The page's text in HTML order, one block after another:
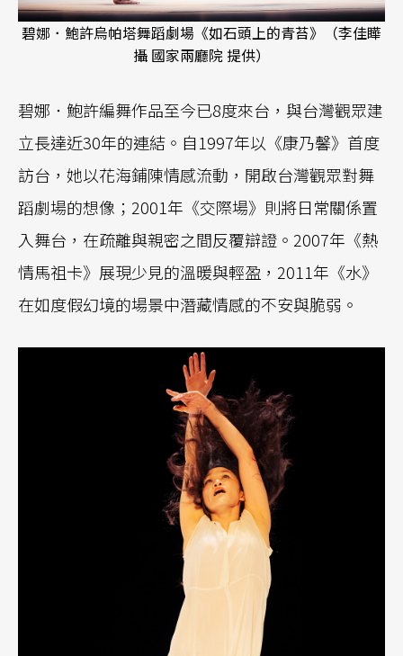
碧娜．鮑許烏帕塔舞蹈劇場《如石頭上的青苔》（李佳瞱
攝 國家兩廳院 提供）
碧娜．鮑許編舞作品至今已8度來台，與台灣觀眾建
立長達近30年的連結。自1997年以《康乃馨》首度
訪台，她以花海鋪陳情感流動，開啟台灣觀眾對舞
蹈劇場的想像；2001年《交際場》則將日常關係置
入舞台，在疏離與親密之間反覆辯證。2007年《熱
情馬祖卡》展現少見的溫暖與輕盈，2011年《水》
在如度假幻境的場景中潛藏情感的不安與脆弱。